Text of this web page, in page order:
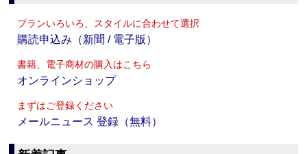
プランいろいろ、スタイルに合わせて選択
購読申込み（新聞 / 電子版）
書籍、電子商材の購入はこちら
オンラインショップ
まずはご登録ください
メールニュース 登録（無料）